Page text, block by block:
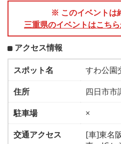
※ このイベントは
三重県のイベントはこちら
アクセス情報
スポット名
すわ公園
住所
四日市市
駐車場
×
交通アクセス
[車]東名